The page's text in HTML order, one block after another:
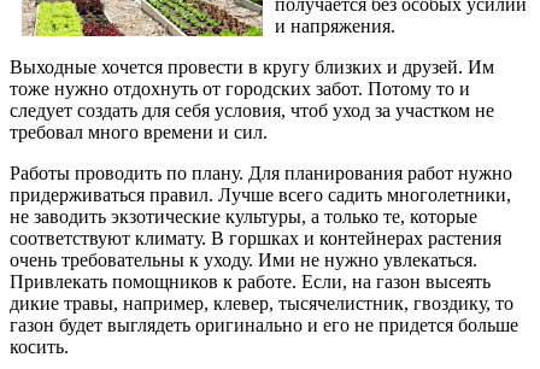
получается без особых усилий
и напряжения.
Выходные хочется провести в кругу близких и друзей. Им
тоже нужно отдохнуть от городских забот. Потому то и
следует создать для себя условия, чтоб уход за участком не
требовал много времени и сил.
Работы проводить по плану. Для планирования работ нужно
придерживаться правил. Лучше всего садить многолетники,
не заводить экзотические культуры, а только те, которые
соответствуют климату. В горшках и контейнерах растения
очень требовательны к уходу. Ими не нужно увлекаться.
Привлекать помощников к работе. Если, на газон высеять
дикие травы, например, клевер, тысячелистник, гвоздику, то
газон будет выглядеть оригинально и его не придется больше
косить.